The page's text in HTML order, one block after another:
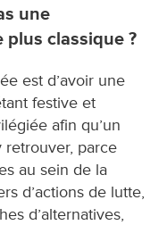
une
classique ?
est d’avoir une
festive et
afin qu’un
retrouver, parce
au sein de la
d’actions de lutte,
d’alternatives,